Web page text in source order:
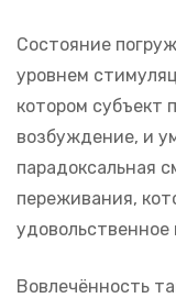
Состояние
уровнем
котором субъект
возбуждение, и
парадоксальная
переживания,
Вовлечённость